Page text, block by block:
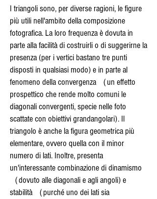
I triangoli sono, per diverse ragioni, le figure
più utili nell'ambito della composizione
fotografica. La loro frequenza è dovuta in
parte alla facilità di costruirli o di suggerirne la
presenza (per i vertici bastano tre punti
disposti in qualsiasi modo) e in parte al
fenomeno della convergenza （un effetto
prospettico che rende molto comuni le
diagonali convergenti, specie nelle foto
scattate con obiettivi grandangolari). Il
triangolo è anche la figura geometrica più
elementare, ovvero quella con il minor
numero di lati. Inoltre, presenta
un'interessante combinazione di dinamismo
（dovuto alle diagonali e agli angoli) e
stabilità （purché uno dei lati sia